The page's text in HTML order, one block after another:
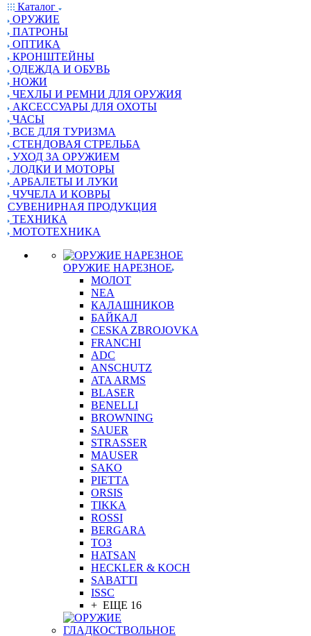
Каталог
ОРУЖИЕ
ПАТРОНЫ
ОПТИКА
КРОНШТЕЙНЫ
ОДЕЖДА И ОБУВЬ
НОЖИ
ЧЕХЛЫ И РЕМНИ ДЛЯ ОРУЖИЯ
АКСЕССУАРЫ ДЛЯ ОХОТЫ
ЧАСЫ
ВСЕ ДЛЯ ТУРИЗМА
СТЕНДОВАЯ СТРЕЛЬБА
УХОД ЗА ОРУЖИЕМ
ЛОДКИ И МОТОРЫ
АРБАЛЕТЫ И ЛУКИ
ЧУЧЕЛА И КОВРЫ
СУВЕНИРНАЯ ПРОДУКЦИЯ
ТЕХНИКА
МОТОТЕХНИКА
ОРУЖИЕ НАРЕЗНОЕ
МОЛОТ
NEA
КАЛАШНИКОВ
БАЙКАЛ
CESKA ZBROJOVKA
FRANCHI
ADC
ANSCHUTZ
ATA ARMS
BLASER
BENELLI
BROWNING
SAUER
STRASSER
MAUSER
SAKO
PIETTA
ORSIS
TIKKA
ROSSI
BERGARA
ТОЗ
HATSAN
HECKLER & KOCH
SABATTI
ISSC
+ ЕЩЕ 16